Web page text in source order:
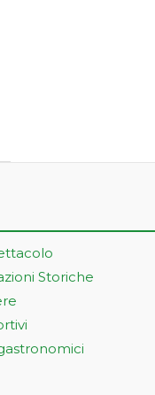
Storiche